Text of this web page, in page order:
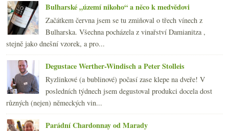
►2014(254)
►2013(249)
► 2012(254)
►2011(252)
►2010(249)
2009 (249)
►2008(270)
►2007(108)
Bulharské „území nikoho“ a něco k medvědovi
Začátkem června jsem se tu zmiňoval o třech vínech z
Bulharska. Všechna pocházela z vinařství Damianitza ,
stejně jako dnešní vzorek, a pro...
Degustace Werther-Windisch a Peter Stolleis
Ryzlinkové (a bublinové) počasí zase klepe na dveře! V
posledních týdnech jsem degustoval produkci docela dost
různých (nejen) německých vin...
Parádní Chardonnay od Marady